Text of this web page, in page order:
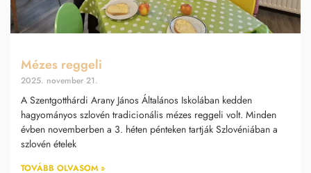
Mézes reggeli
2025. november 21.
A Szentgotthárdi Arany János Általános Iskolában kedden
hagyományos szlovén tradicionális mézes reggeli volt. Minden
évben novemberben a 3. héten pénteken tartják Szlovéniában a
szlovén ételek
TOVÁBB OLVASOM »